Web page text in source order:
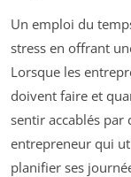
Un emploi du
stress en offrant
Lorsque les
doivent faire et
sentir accablés par
entrepreneur qui
planifier ses